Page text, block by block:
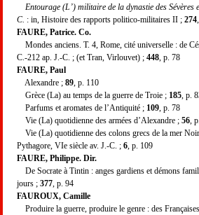
Entourage (L’) militaire de la dynastie des Sévères
C. : in, Histoire des rapports politico-militaires II ; 274
FAURE, Patrice. Co.
Mondes anciens. T. 4, Rome, cité universelle : de
C.-212 ap. J.-C. ; (et Tran, Virlouvet) ; 448 , p. 78
FAURE, Paul
Alexandre ; 89 , p. 110
Grèce (La) au temps de la guerre de Troie ; 185 , p.
Parfums et aromates de l’Antiquité ; 109 , p. 78
Vie (La) quotidienne des armées d’Alexandre ; 56 ,
Vie (La) quotidienne des colons grecs de la mer
Pythagore, VIe siècle av. J.-C. ; 6 , p. 109
FAURE, Philippe. Dir.
De Socrate à Tintin : anges gardiens et démons
jours ; 377 , p. 94
FAUROUX, Camille
Produire la guerre, produire le genre : des